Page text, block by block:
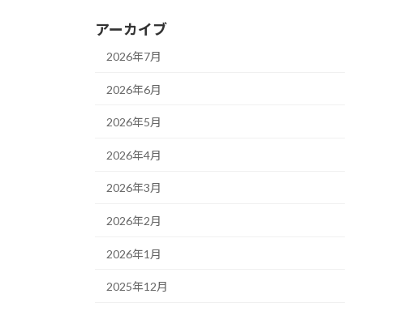
アーカイブ
2026年7月
2026年6月
2026年5月
2026年4月
2026年3月
2026年2月
2026年1月
2025年12月